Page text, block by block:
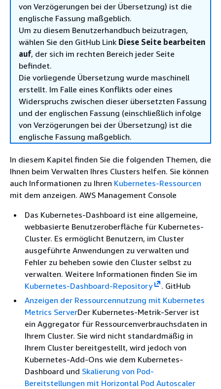
von Verzögerungen bei der Übersetzung) ist die
englische Fassung maßgeblich.
Um zu diesem Benutzerhandbuch beizutragen,
wählen Sie den GitHub Link Diese Seite bearbeiten
auf, der sich im rechten Bereich jeder Seite
befindet.
Die vorliegende Übersetzung wurde maschinell
erstellt. Im Falle eines Konflikts oder eines
Widerspruchs zwischen dieser übersetzten Fassung
und der englischen Fassung (einschließlich infolge
von Verzögerungen bei der Übersetzung) ist die
englische Fassung maßgeblich.
In diesem Kapitel finden Sie die folgenden Themen, die
Ihnen beim Verwalten Ihres Clusters helfen. Sie können
auch Informationen zu Ihren Kubernetes-Ressourcen
mit dem anzeigen. AWS Management Console
Das Kubernetes-Dashboard ist eine allgemeine,
webbasierte Benutzeroberfläche für Kubernetes-
Cluster. Es ermöglicht Benutzern, im Cluster
ausgeführte Anwendungen zu verwalten und
Fehler zu beheben sowie den Cluster selbst zu
verwalten. Weitere Informationen finden Sie im
Kubernetes-Dashboard-Repository
. GitHub
Anzeigen der Ressourcennutzung mit Kubernetes
Metrics ServerDer Kubernetes-Metrik-Server ist
ein Aggregator für Ressourcenverbrauchsdaten in
Ihrem Cluster. Sie wird nicht standardmäßig in
Ihrem Cluster bereitgestellt, wird jedoch von
Kubernetes-Add-Ons wie dem Kubernetes-
Dashboard und Skalierung von Pod-
Bereitstellungen mit Horizontal Pod Autoscaler